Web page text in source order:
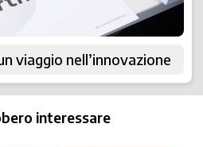
viaggio nell’innovazione
interessare